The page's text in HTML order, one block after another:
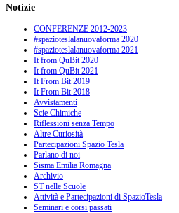
Notizie
CONFERENZE 2012-2023
#spazioteslalanuovaforma 2020
#spazioteslalanuovaforma 2021
It from QuBit 2020
It from QuBit 2021
It From Bit 2019
It From Bit 2018
Avvistamenti
Scie Chimiche
Riflessioni senza Tempo
Altre Curiosità
Partecipazioni Spazio Tesla
Parlano di noi
Sisma Emilia Romagna
Archivio
ST nelle Scuole
Attività e Partecipazioni di SpazioTesla
Seminari e corsi passati